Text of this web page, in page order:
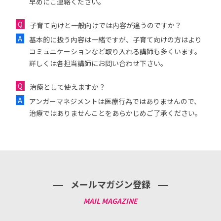
子育て向けと一般向けでは内容が違うのですか？
基本的に扱う内容は一緒ですが、子育て向けの方はより
コミュニケーションなど取り入れる講師も多くいます。
詳しくは各担当講師にお問い合わせ下さい。
治療として使えますか？
アンガーマネジメントは医療行為ではありませんので、
治療ではありませんことをあらかじめご了承ください。
メールマガジン登録